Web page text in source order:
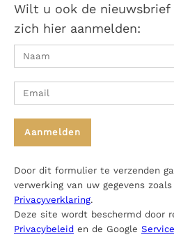
Wilt u ook de nieuwsbrief
zich hier aanmelden:
Door dit formulier te verzenden
verwerking van uw gegevens
Privacyverklaring.
Deze site wordt beschermd door
Privacybeleid en de Google